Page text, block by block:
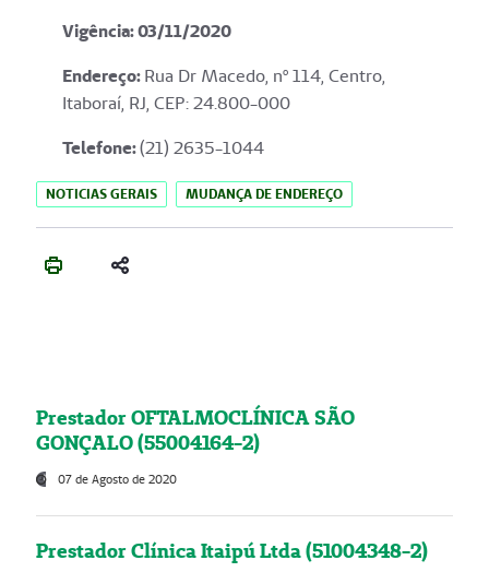
Vigência: 03/11/2020
Endereço:Rua Dr Macedo, nº 114, Centro,
Itaboraí, RJ, CEP: 24.800-000
Telefone:(21) 2635-1044
NOTICIAS GERAIS MUDANÇA DE ENDEREÇO
Prestador OFTALMOCLÍNICA SÃO
GONÇALO (55004164-2)
07 de Agosto de 2020
Prestador Clínica Itaipú Ltda (51004348-2)